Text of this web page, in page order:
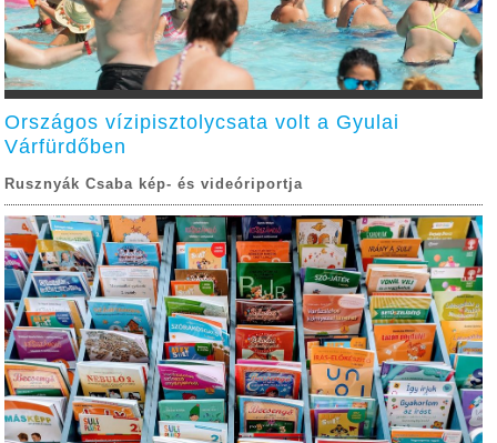
Országos vízipisztolycsata volt a Gyulai
Várfürdőben
Rusznyák Csaba kép- és videóriportja